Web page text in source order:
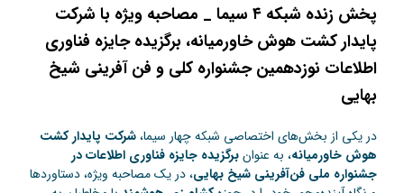
پخش زنده شبکه ۴ سیما _ مصاحبه ویژه با شرکت
پایدار کشت هوش خاورمیانه، برگزیده جایزه فناوری
اطلاعات نوزدهمین جشنواره کلی و فن آفرینی شیخ
بهایی
در یکی از بخش‌های اختصاصی شبکه چهار سیما،شرکت پایدار کشت
هوش خاورمیانه، به عنوانبرگزیده جایزه فناوری اطلاعات در
جشنواره ملی فن‌آفرینی شیخ بهایی، در یک مصاحبه ویژه، دستاوردها